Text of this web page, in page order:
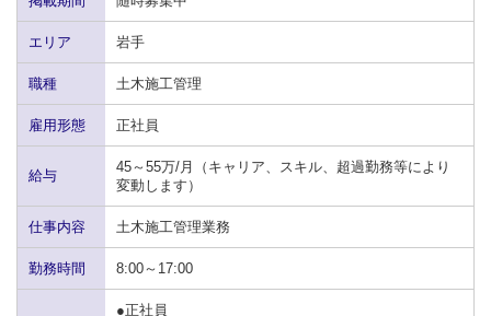
エリア 岩手
職種 土木施工管理
雇用形態 正社員
給与
45～55万/月（キャリア、スキル、超過勤務等により
変動します）
仕事内容 土木施工管理業務
勤務時間 8:00～17:00
●正社員